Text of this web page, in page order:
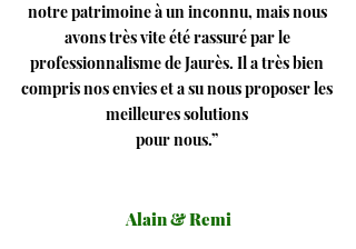
notre patrimoine à un inconnu, mais nous
avons très vite été rassuré par le
professionnalisme de Jaurès. Il a très bien
compris nos envies et a su nous proposer les
meilleures solutions
pour nous.”
Alain & Remi